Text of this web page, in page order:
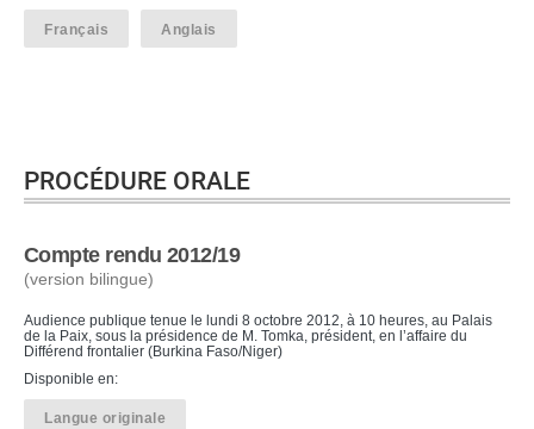
Français Anglais
PROCÉDURE ORALE
Compte rendu 2012/19
(version bilingue)
Audience publique tenue le lundi 8 octobre 2012, à 10 heures, au Palais
de la Paix, sous la présidence de M. Tomka, président, en l’affaire du
Différend frontalier (Burkina Faso/Niger)
Disponible en:
Langue originale